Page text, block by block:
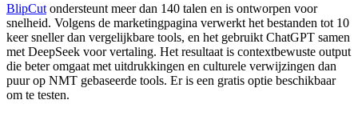
BlipCut ondersteunt meer dan 140 talen en is ontworpen voor
snelheid. Volgens de marketingpagina verwerkt het bestanden tot 10
keer sneller dan vergelijkbare tools, en het gebruikt ChatGPT samen
met DeepSeek voor vertaling. Het resultaat is contextbewuste output
die beter omgaat met uitdrukkingen en culturele verwijzingen dan
puur op NMT gebaseerde tools. Er is een gratis optie beschikbaar
om te testen.